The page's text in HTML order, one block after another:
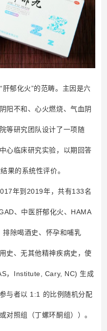
郁化火”的范畴。主因是六
阳不和、心火燃烧、气血阴
等研究团队设计了一项随
心临床研究实验，以期回答
果的系统性评价。
年到2019年，共有133名
、中医肝郁化火、HAMA
除喝酒史、怀孕和哺乳
史、无其他精神疾病史，使
，Institute, Cary, NC) 生成
与者以 1:1 的比例随机分配
对照组（丁螺环酮组））。